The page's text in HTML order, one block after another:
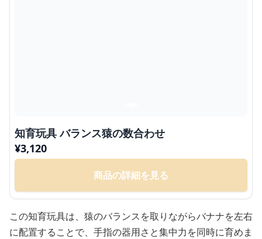
知育玩具 バランス猿の数合わせ
¥3,120
商品の詳細を見る
この知育玩具は、猿のバランスを取りながらバナナを左右
に配置することで、手指の器用さと集中力を同時に育めま